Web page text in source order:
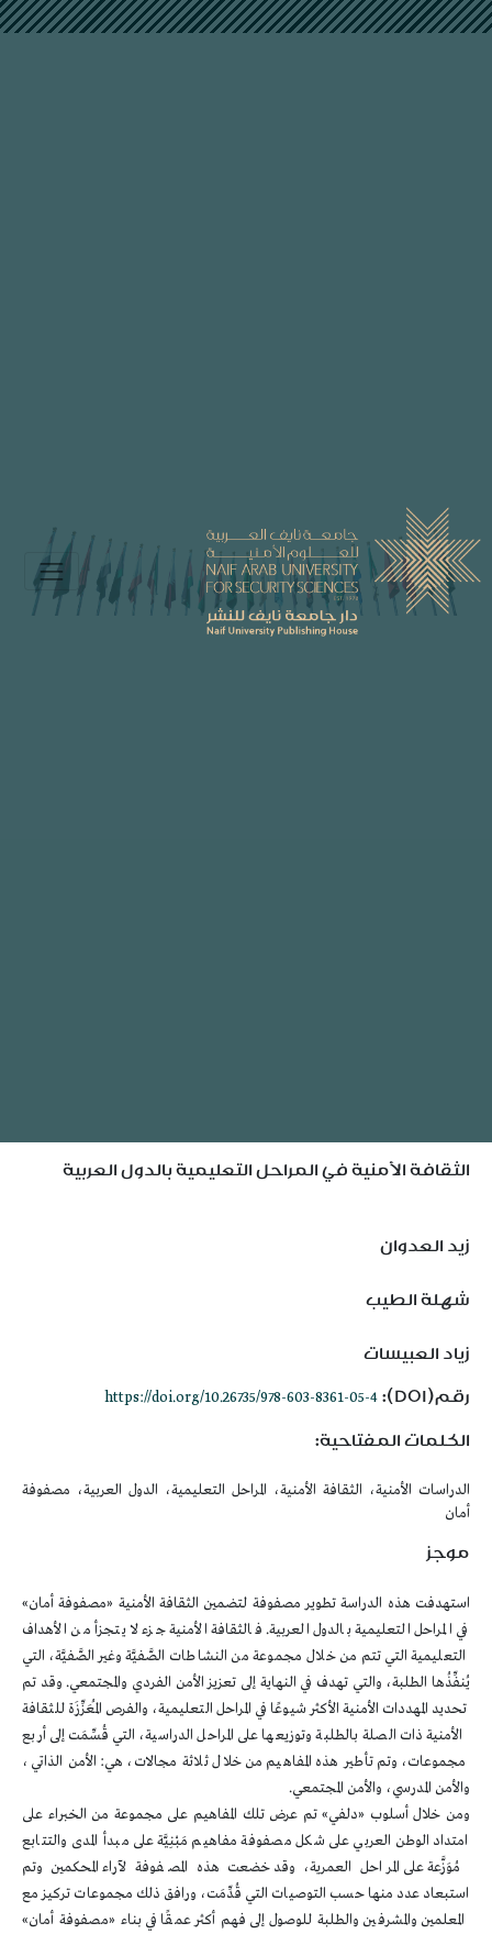
الثقافة الأمنية في المراحل التعليمية بالدول العربية
زيد العدوان
شهلة الطيب
زياد العبيسات
رقم(DOI):
https://doi.org/10.26735/978-603-8361-05-4
الكلمات المفتاحية:
الدراسات الأمنية، الثقافة الأمنية، المراحل التعليمية، الدول العربية، مصفوفة
أمان
موجز
استهدفت هذه الدراسة تطوير مصفوفة لتضمين الثقافة الأمنية «مصفوفة أمان»
في المراحل التعليمية بالدول العربية. فالثقافة الأمنية جزء لا يتجزأ من الأهداف
التعليمية التي تتم من خلال مجموعة من النشاطات الصَّفيَّة وغير الصَّفيَّة، التي
يُنفِّذُها الطلبة، والتي تهدف في النهاية إلى تعزيز الأمن الفردي والمجتمعي. وقد تم
تحديد المهددات الأمنية الأكثر شيوعًا في المراحل التعليمية، والفرص المُعَزِّزَة للثقافة
الأمنية ذات الصلة بالطلبة وتوزيعها على المراحل الدراسية، التي قُسِّمَت إلى أربع
مجموعات، وتم تأطير هذه المفاهيم من خلال ثلاثة مجالات، هي: الأمن الذاتي،
والأمن المدرسي، والأمن المجتمعي.
ومن خلال أسلوب «دلفي» تم عرض تلك المفاهيم على مجموعة من الخبراء على
امتداد الوطن العربي على شكل مصفوفة مفاهيم مَبْنِيَّة على مبدأ المدى والتتابع
مُوَزَّعة على المراحل العمرية، وقد خضعت هذه المصفوفة لآراء المحكمين وتم
استبعاد عدد منها حسب التوصيات التي قُدِّمَت، ورافق ذلك مجموعات تركيز مع
المعلمين والمشرفين والطلبة للوصول إلى فهم أكثر عمقًا في بناء «مصفوفة أمان»